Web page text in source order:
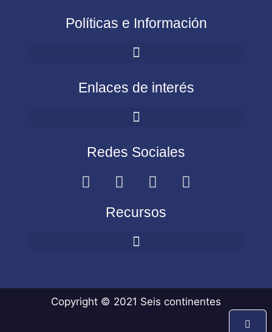
Políticas e Información
Enlaces de interés
Redes Sociales
Recursos
Copyright © 2021 Seis continentes